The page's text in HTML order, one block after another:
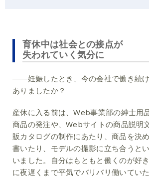
育休中は社会との接点が
失われていく気分に
――妊娠したとき、今の会社で働き続
ありましたか？
産休に入る前は、Web事業部の紳士用
商品の発注や、Webサイトの商品説明
販カタログの制作にあたり、商品を決
書いたり、モデルの撮影に立ち合うと
いました。自分はもともと働くのが好
に夜遅くまで平気でバリバリ働いてい